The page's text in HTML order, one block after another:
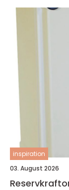
inspiration
03. August 2026